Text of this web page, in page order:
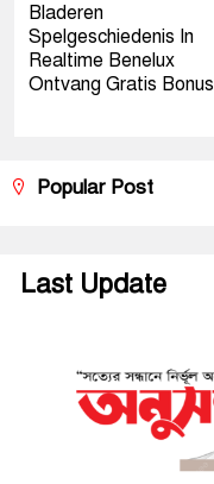
Bladeren
Spelgeschiedenis In
Realtime Benelux
Ontvang Gratis Bonus
Popular Post
Last Update